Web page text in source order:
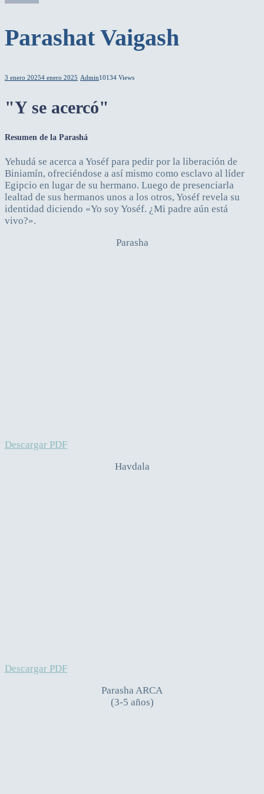
Parashat Vaigash
3 enero 20254 enero 2025 Admin10134 Views
"Y se acercó"
Resumen de la Parashá
Yehudá se acerca a Yoséf para pedir por la liberación de
Biniamín, ofreciéndose a así mismo como esclavo al líder
Egipcio en lugar de su hermano. Luego de presenciarla
lealtad de sus hermanos unos a los otros, Yoséf revela su
identidad diciendo «Yo soy Yoséf. ¿Mi padre aún está
vivo?».
Parasha
Descargar PDF
Havdala
Descargar PDF
Parasha ARCA
(3-5 años)